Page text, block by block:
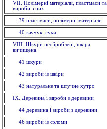
VII. Полімерні матеріали, пластмаси та
вироби з них
39 пластмаси, полімерні матеріали
40 каучук, гума
VIII. Шкури необроблені, шкіра
вичищена
41 шкури
42 вироби із шкiри
43 натуральне та штучне хутро
IX. Деревина і вироби з деревини
44 деревина і вироби з деревини
46 вироби із соломи